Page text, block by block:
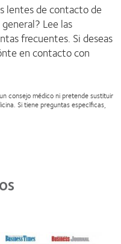
lentes de contacto de
Lee las
frecuentes. Si deseas
en contacto con
consejo médico ni pretende sustituir
Si tiene preguntas específicas,